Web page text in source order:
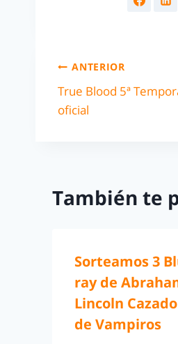
ANTERIOR
True Blood 5ª
oficial
También te
Sorteamos 3
ray de
Lincoln
de Vampiros